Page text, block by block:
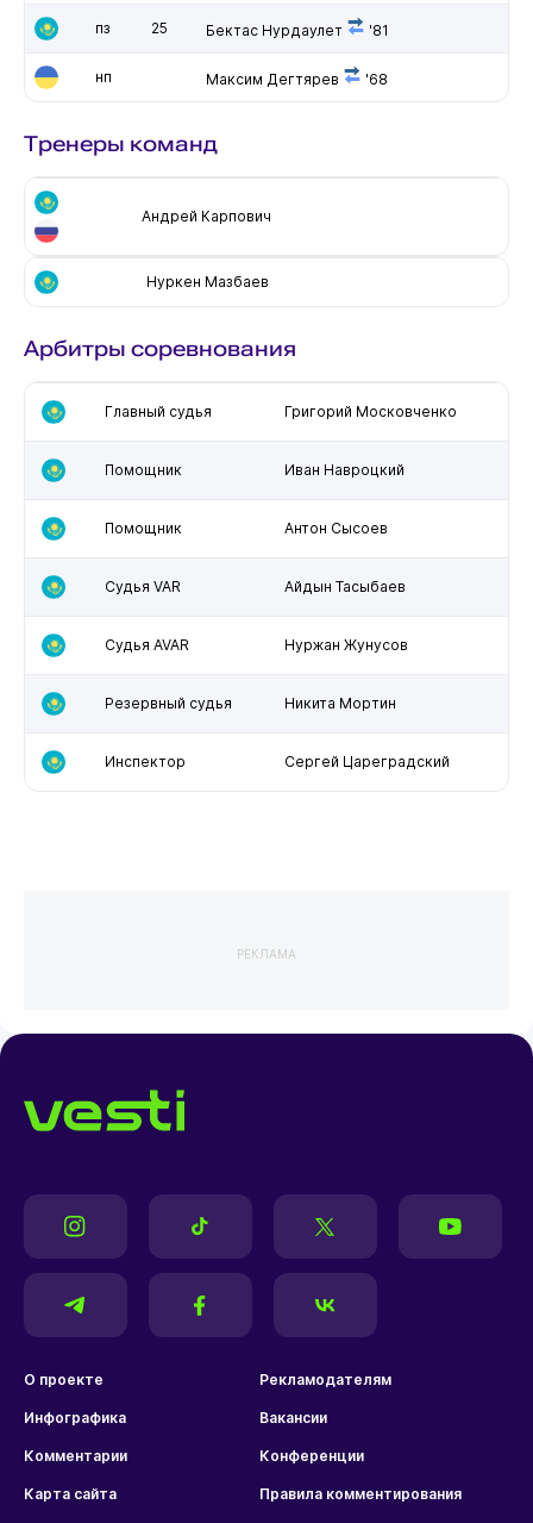
пз 25 Бектас Нурдаулет '81
нп Максим Дегтярев '68
Тренеры команд
Андрей Карпович
Нуркен Мазбаев
Арбитры соревнования
Главный судья Григорий Московченко
Помощник Иван Навроцкий
Помощник Антон Сысоев
Судья VAR Айдын Тасыбаев
Судья AVAR Нуржан Жунусов
Резервный судья Никита Мортин
Инспектор Сергей Цареградский
РЕКЛАМА
О проекте Рекламодателям
Инфографика Вакансии
Комментарии Конференции
Карта сайта Правила комментирования